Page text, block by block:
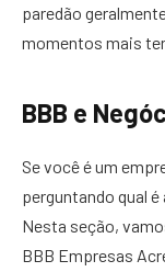
paredão
momentos mais
BBB e
Se você é um
perguntando qual
Nesta seção,
BBB Empresas